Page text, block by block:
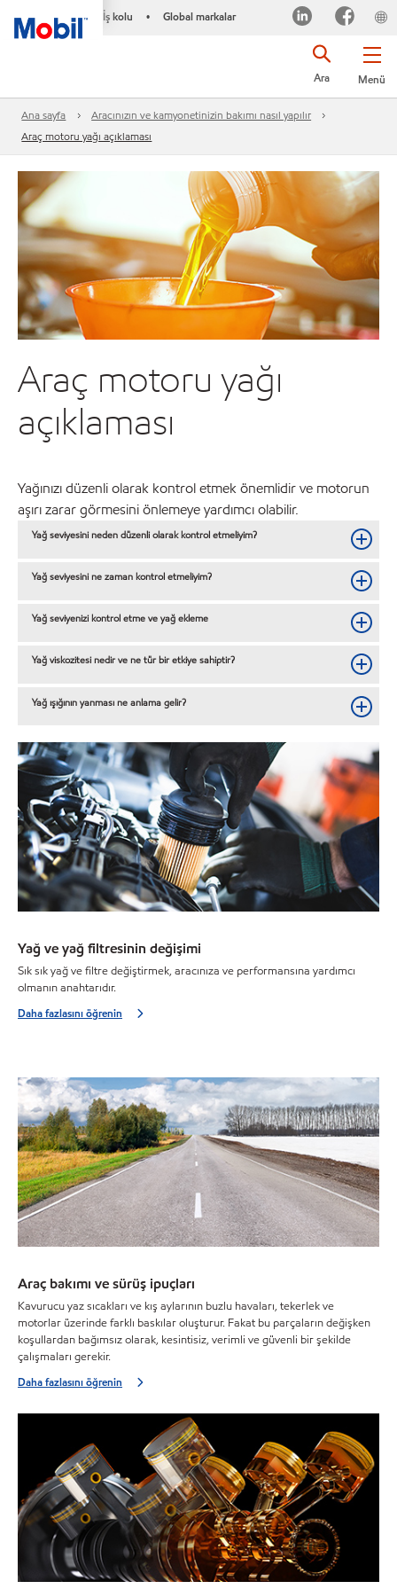
İş kolu • Global markalar
Menü
Ara
Ana sayfa
Aracınızın ve kamyonetinizin bakımı nasıl yapılır
Araç motoru yağı açıklaması
Araç motoru yağı
açıklaması
Yağınızı düzenli olarak kontrol etmek önemlidir ve motorun
aşırı zarar görmesini önlemeye yardımcı olabilir.
Yağ seviyesini neden düzenli olarak kontrol etmeliyim?
Yağ seviyesini ne zaman kontrol etmeliyim?
Yağ seviyenizi kontrol etme ve yağ ekleme
Yağ viskozitesi nedir ve ne tür bir etkiye sahiptir?
Yağ ışığının yanması ne anlama gelir?
Yağ ve yağ filtresinin değişimi
Sık sık yağ ve filtre değiştirmek, aracınıza ve performansına yardımcı
olmanın anahtarıdır.
Daha fazlasını öğrenin
Araç bakımı ve sürüş ipuçları
Kavurucu yaz sıcakları ve kış aylarının buzlu havaları, tekerlek ve
motorlar üzerinde farklı baskılar oluşturur. Fakat bu parçaların değişken
koşullardan bağımsız olarak, kesintisiz, verimli ve güvenli bir şekilde
çalışmaları gerekir.
Daha fazlasını öğrenin